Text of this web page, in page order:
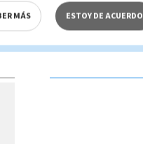
MÁS ESTOY DE ACUERDO